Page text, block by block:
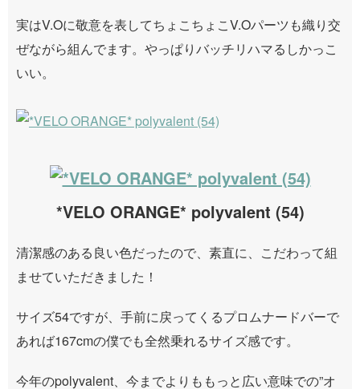
実はV.Oに敬意を表してちょこちょこV.Oパーツも織り交
ぜながら組んでます。やっぱりバッチリハマるしかっこ
いい。
*VELO ORANGE* polyvalent (54)
清潔感のある良い色だったので、素直に、こだわって組
ませていただきました！
サイズ54ですが、手前に戻ってくるプロムナードバーで
あれば167cmの僕でも全然乗れるサイズ感です。
今年のpolyvalent、今までよりももっと広い意味での”オ